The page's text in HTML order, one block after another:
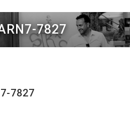
7827
7827